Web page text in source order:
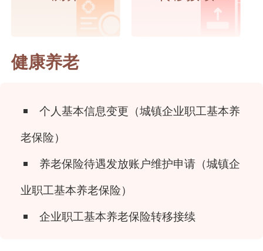
健康养老
个人基本信息变更（城镇企业职工基本养
老保险）
养老保险待遇发放账户维护申请（城镇企
业职工基本养老保险）
企业职工基本养老保险转移接续